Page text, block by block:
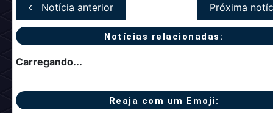
Notícia anterior Próxima
Notícias relacionadas:
Carregando...
Reaja com um Emoji: